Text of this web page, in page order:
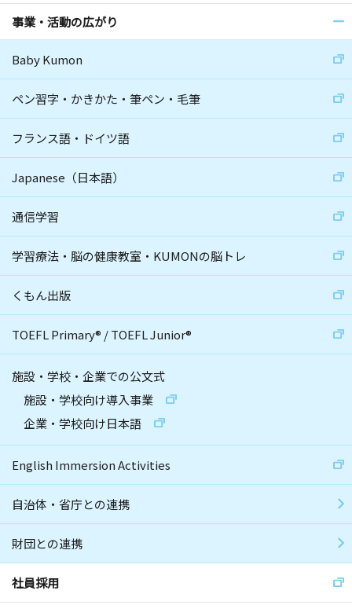
事業・活動の広がり
Baby Kumon
ペン習字・かきかた・筆ペン・毛筆
フランス語・ドイツ語
Japanese（日本語）
通信学習
学習療法・脳の健康教室・KUMONの脳トレ
くもん出版
TOEFL Primary® /TOEFL Junior®
施設・学校・企業での公文式
施設・学校向け導入事業
企業・学校向け日本語
English Immersion Activities
自治体・省庁との連携
財団との連携
社員採用